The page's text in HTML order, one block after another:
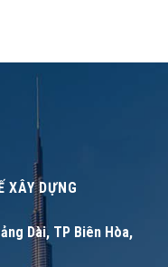
XÂY DỰNG
Dài, TP Biên Hòa,